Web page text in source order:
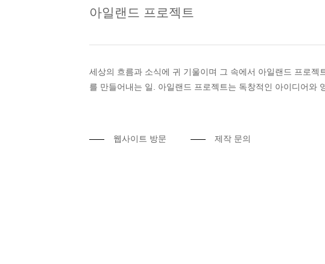
아일랜드 프로젝트
세상의 흐름과 소식에 귀 기울이며 그 속에서 아일랜드 프로
를 만들어내는 일. 아일랜드 프로젝트는 독창적인 아이디어와
웹사이트 방문 제작 문의